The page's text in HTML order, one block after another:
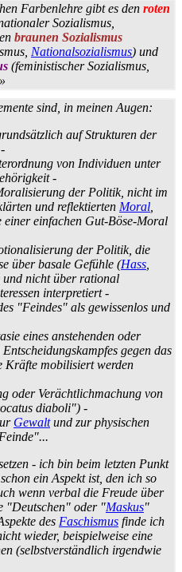
Farbenlehre gibt es den roten
Sozialismus,
braunen Sozialismus
Nationalsozialismus) und
(feministischer Sozialismus,
sind, in meinen Augen:
auf Strukturen der
von Individuen unter
-
der Politik, nicht im
und reflektierten Moral
einer einfachen Gut-Böse-Moral
der Politik, die
über basale Gefühle (Hass
und nicht über rational
interpretiert -
"Feindes" als gewissenlos und
eines anstehenden oder
gegen das
Kräfte mobilisiert werden
oder Verächtlich­machung von
diaboli") -
Gewaltund zur physischen
- ich bin beim letzten Punkt
ein Aspekt ist, den ich so
wenn verbal die Freude über
"Deutschen" oder "Maskus"
des Faschismus finde ich
wieder, beispielweise eine
(selbstverständlich irgendwie